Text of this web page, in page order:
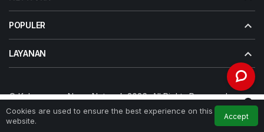
Cookies are used to ensure the best experience on this
website.
Accept
POPULER
LAYANAN
© Kabarwarga News Network 2026, All Rights Reserved.
Tentang kami
Redaksi Disclaimer Contact Us
Complaint
Advertise with US
Home Notifications